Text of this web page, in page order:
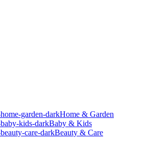
Home & Garden
Baby & Kids
Beauty & Care